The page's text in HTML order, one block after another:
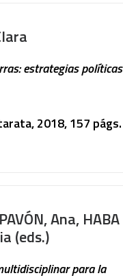
estrategias políticas
2018, 157 págs.
Ana, HABA
(eds.)
para la